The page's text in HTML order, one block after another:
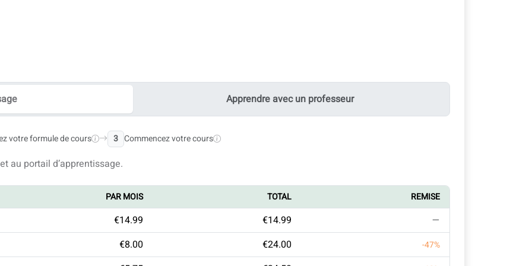
enseignement expert et des résultats garantis.
diplômé DELF
personnalisés
et exercices interactifs
Apprendre avec un professeur
votre formule de cours 3 Commencez votre cours
au portail d’apprentissage.
PAR MOIS TOTAL REMISE
€14.99 €14.99
—
€8.00 €24.00 -47%